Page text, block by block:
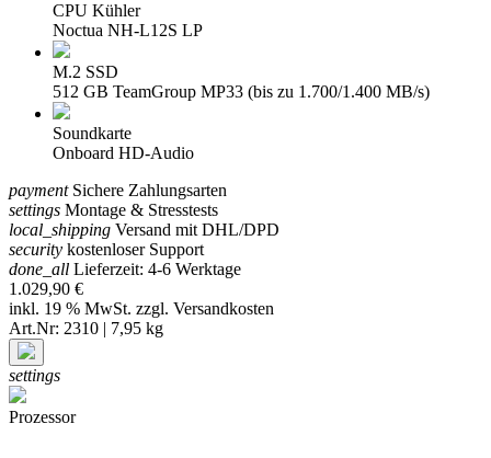
CPU Kühler
Noctua NH-L12S LP
M.2 SSD
512 GB TeamGroup MP33 (bis zu 1.700/1.400 MB/s)
Soundkarte
Onboard HD-Audio
payment Sichere Zahlungsarten
settings Montage & Stresstests
local_shipping Versand mit DHL/DPD
security kostenloser Support
done_all Lieferzeit: 4-6 Werktage
1.029,90 €
inkl. 19 % MwSt. zzgl. Versandkosten
Art.Nr: 2310 | 7,95 kg
settings
Prozessor